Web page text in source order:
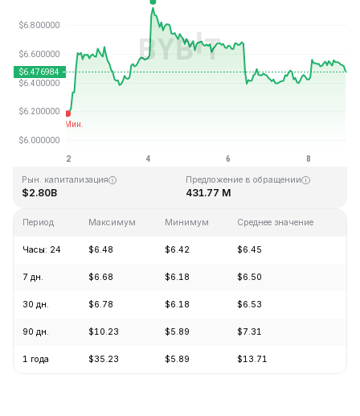
Последнее обновление: 22:23 GMT+0 2026-08-08
Исторический максимум
Рын. капитализация
$2.80B
Предложение в обращении
431.77 M
Период Максимум Минимум Среднее значение
Часы: 24 $6.48 $6.42 $6.45
7 дн. $6.68 $6.18 $6.50
30 дн. $6.78 $6.18 $6.53
90 дн. $10.23 $5.89 $7.31
1 года $35.23 $5.89 $13.71